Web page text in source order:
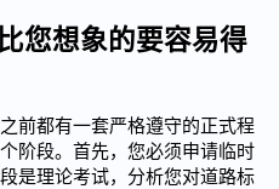
您想象的要容易得
前都有一套严格遵守的正式程
阶段。首先，您必须申请临时
是理论考试，分析您对道路标